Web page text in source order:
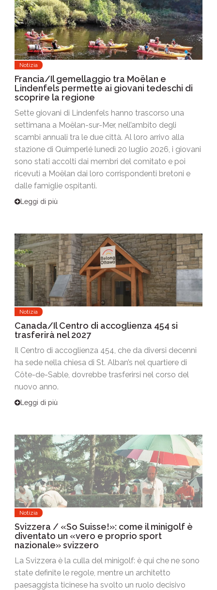
Notizia
Francia/Il gemellaggio tra Moëlan e
Lindenfels permette ai giovani tedeschi di
scoprire la regione
Sette giovani di Lindenfels hanno trascorso una
settimana a Moëlan-sur-Mer, nell’ambito degli
scambi annuali tra le due città. Al loro arrivo alla
stazione di Quimperlé lunedì 20 luglio 2026, i giovani
sono stati accolti dai membri del comitato e poi
ricevuti a Moëlan dai loro corrispondenti bretoni e
dalle famiglie ospitanti.
Leggi di più
Notizia
Canada/Il Centro di accoglienza 454 si
trasferirà nel 2027
Il Centro di accoglienza 454, che da diversi decenni
ha sede nella chiesa di St. Alban’s nel quartiere di
Côte-de-Sable, dovrebbe trasferirsi nel corso del
nuovo anno.
Leggi di più
Notizia
Svizzera / «So Suisse!»: come il minigolf è
diventato un «vero e proprio sport
nazionale» svizzero
La Svizzera è la culla del minigolf: è qui che ne sono
state definite le regole, mentre un architetto
paesaggista ticinese ha svolto un ruolo decisivo